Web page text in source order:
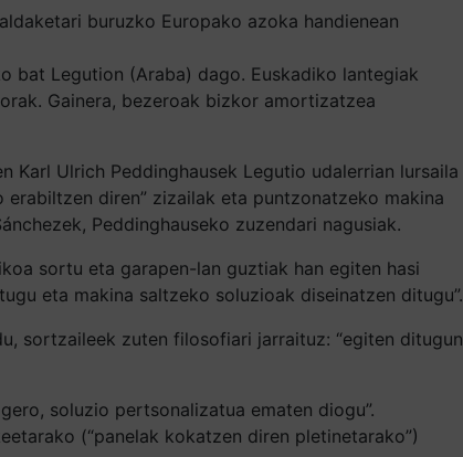
buruzko Europako azoka handienean
bat Legution (Araba) dago. Euskadiko lantegiak
Gainera, bezeroak bizkor amortizatzea
Karl Ulrich Peddinghausek Legutio udalerrian lursaila
diren” zizailak eta puntzonatzeko makina
Peddinghauseko zuzendari nagusiak.
sortu eta garapen-lan guztiak han egiten hasi
eta makina saltzeko soluzioak diseinatzen ditugu”.
sortzaileek zuten filosofiari jarraituz: “egiten ditugun
soluzio pertsonalizatua ematen diogu”.
(“panelak kokatzen diren pletinetarako”)